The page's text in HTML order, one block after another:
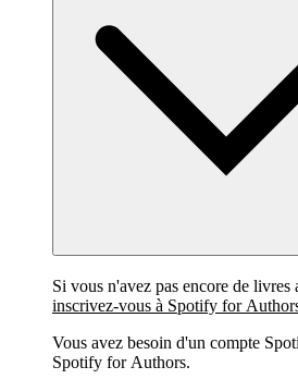
Si vous n'avez pas encore de livres
inscrivez-vous à Spotify for
Vous avez besoin d'un compte
Spotify for Authors.